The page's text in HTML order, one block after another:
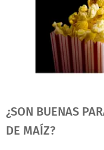
¿SON BUENAS
DE MAÍZ?